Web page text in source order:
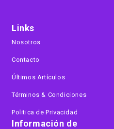
Información de
Links
Nosotros
Contacto
Últimos Artículos
Términos & Condiciones
Politica de Privacidad